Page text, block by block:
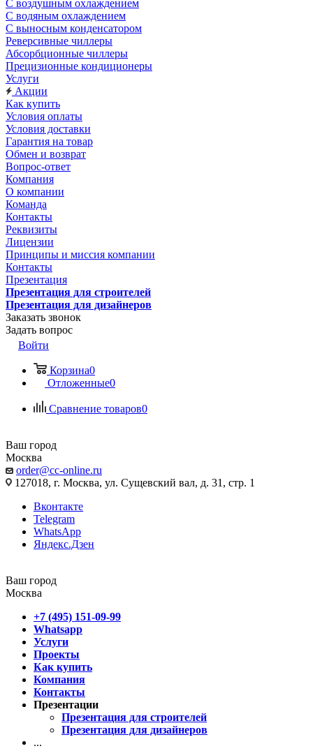
С воздушным охлаждением
С водяным охлаждением
С выносным конденсатором
Реверсивные чиллеры
Абсорбционные чиллеры
Прецизионные кондиционеры
Услуги
Акции
Как купить
Условия оплаты
Условия доставки
Гарантия на товар
Обмен и возврат
Вопрос-ответ
Компания
О компании
Команда
Контакты
Реквизиты
Лицензии
Принципы и миссия компании
Контакты
Презентация
Презентация для строителей
Презентация для дизайнеров
Заказать звонок
Задать вопрос
Войти
Корзина0
Отложенные0
Сравнение товаров0
Ваш город
Москва
order@cc-online.ru
127018, г. Москва, ул. Сущевский вал, д. 31, стр. 1
Вконтакте
Telegram
WhatsApp
Яндекс.Дзен
Ваш город
Москва
+7 (495) 151-09-99
Whatsapp
Услуги
Проекты
Как купить
Компания
Контакты
Презентации
Презентация для строителей
Презентация для дизайнеров
...